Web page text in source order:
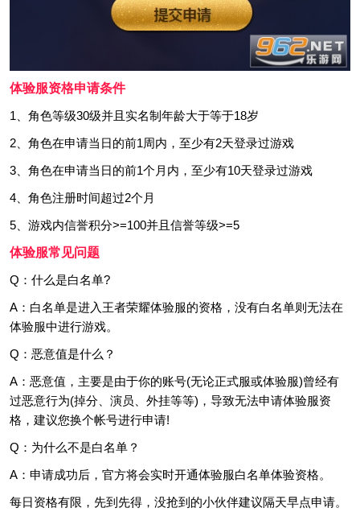
体验服资格申请条件
1、角色等级30级并且实名制年龄大于等于18岁
2、角色在申请当日的前1周内，至少有2天登录过游戏
3、角色在申请当日的前1个月内，至少有10天登录过游戏
4、角色注册时间超过2个月
5、游戏内信誉积分>=100并且信誉等级>=5
体验服常见问题
Q：什么是白名单?
A：白名单是进入王者荣耀体验服的资格，没有白名单则无法在
体验服中进行游戏。
Q：恶意值是什么？
A：恶意值，主要是由于你的账号(无论正式服或体验服)曾经有
过恶意行为(掉分、演员、外挂等等)，导致无法申请体验服资
格，建议您换个帐号进行申请!
Q：为什么不是白名单？
A：申请成功后，官方将会实时开通体验服白名单体验资格。
每日资格有限，先到先得，没抢到的小伙伴建议隔天早点申请。